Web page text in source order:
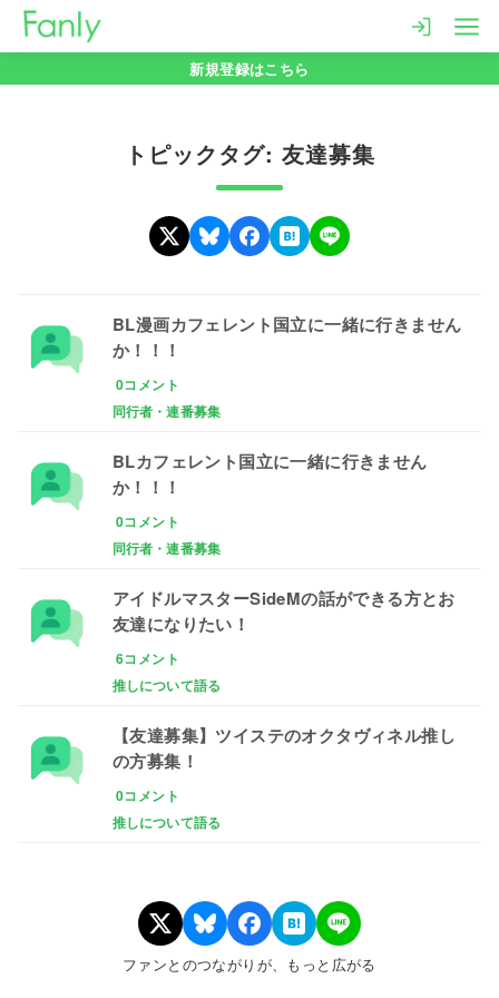
新規登録はこちら
トピックタグ: 友達募集
BL漫画カフェレント国立に一緒に行きません
か！！！
0コメント
同行者・連番募集
BLカフェレント国立に一緒に行きません
か！！！
0コメント
同行者・連番募集
アイドルマスターSideMの話ができる方とお
友達になりたい！
6コメント
推しについて語る
【友達募集】ツイステのオクタヴィネル推し
の方募集！
0コメント
推しについて語る
ファンとのつながりが、もっと広がる